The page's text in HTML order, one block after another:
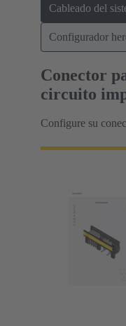
Cableado del
Configurador
Conector
circuito
Configure su